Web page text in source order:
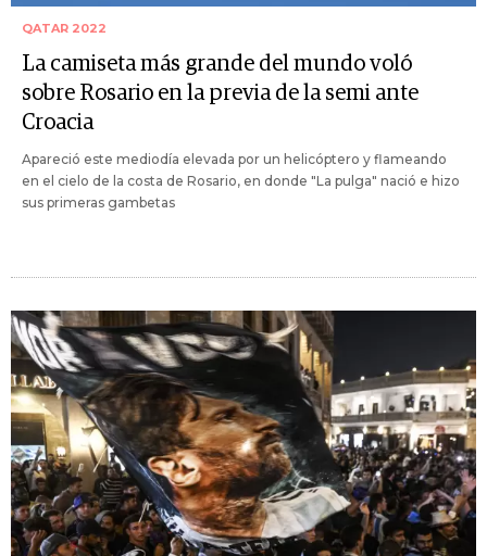
QATAR 2022
La camiseta más grande del mundo voló
sobre Rosario en la previa de la semi ante
Croacia
Apareció este mediodía elevada por un helicóptero y flameando
en el cielo de la costa de Rosario, en donde "La pulga" nació e hizo
sus primeras gambetas